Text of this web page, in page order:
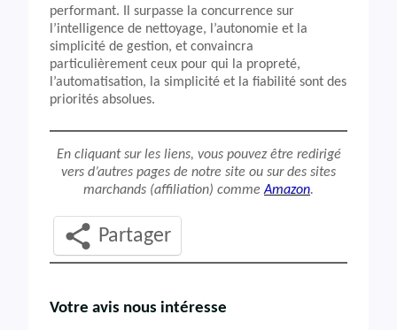
performant. Il surpasse la concurrence sur
l’intelligence de nettoyage, l’autonomie et la
simplicité de gestion, et convaincra
particulièrement ceux pour qui la propreté,
l’automatisation, la simplicité et la fiabilité sont des
priorités absolues.
En cliquant sur les liens, vous pouvez être redirigé
vers d’autres pages de notre site ou sur des sites
marchands (affiliation) commeAmazon.
Partager
Votre avis nous intéresse